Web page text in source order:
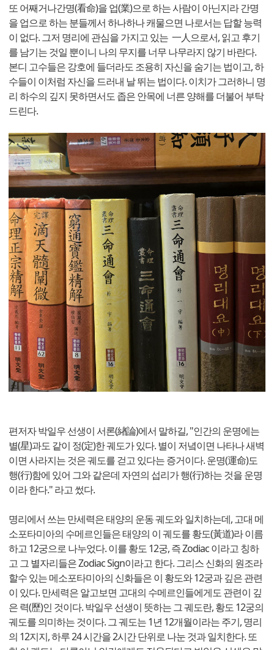
또 어째거나간명(看命)을 업(業)으로 하는 사람이 아닌지라 간명
을 업으로 하는 분들께서 하나하나 캐물으면 나로서는 답할 능력
이 없다. 그저 명리에 관심을 가지고 있는 一人으로서, 읽고 후기
를 남기는 것일 뿐이니 나의 무지를 너무 나무라지 않기 바란다.
본디 고수들은 강호에 들더라도 조용히 자신을 숨기는 법이고, 하
수들이 이처럼 자신을 드러내 날 뛰는 법이다. 이치가 그러하니 명
리 하수의 깊지 못하면서도 좁은 안목에 너른 양해를 더불어 부탁
드린다.
편저자 박일우 선생이 서론(緖論)에서 말하길, "인간의 운명에는
별(星)과도 같이 정(定)한 궤도가 있다. 별이 저녘이면 나타나 새벽
이면 사라지는 것은 궤도를 걷고 있다는 증거이다. 운명(運命)도
행(行)함에 있어 그와 같은데 자연의 섭리가 행(行)하는 것을 운명
이라 한다." 라고 썼다.
명리에서 쓰는 만세력은 태양의 운동 궤도와 일치하는데, 고대 메
소포타미아의 수메르인들은 태양의 이 궤도를 황도(黃道)라 이름
하고 12궁으로 나누었다. 이를 황도 12궁, 즉 Zodiac 이라고 칭하
고 그 별자리들은 Zodiac Sign이라고 한다. 그리스 신화의 원조라
할수 있는 메소포타미아의 신화들은 이 황도와 12궁과 깊은 관련
이 있다. 만세력은 알고보면 고대의 수메르인들에게도 관련이 깊
은 력(歷)인 것이다. 박일우 선생이 뜻하는 그 궤도란, 황도 12궁의
궤도를 의미하는 것이다. 그 궤도는 1년 12개월이라는 주기, 명리
의 12지지, 하루 24 시간을 2시간 단위로 나눈 것과 일치한다. 또